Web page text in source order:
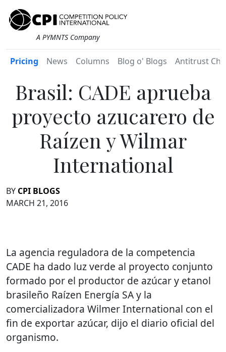
A PYMNTS Company
Pricing News Columns Blog o' Blogs Antitrust
Brasil: CADE aprueba
proyecto azucarero de
Raízen y Wilmar
International
BY CPI BLOGS
MARCH 21, 2016
La agencia reguladora de la competencia
CADE ha dado luz verde al proyecto conjunto
formado por el productor de azúcar y etanol
brasileño Raízen Energía SA y la
comercializadora Wilmer International con el
fin de exportar azúcar, dijo el diario oficial del
organismo.